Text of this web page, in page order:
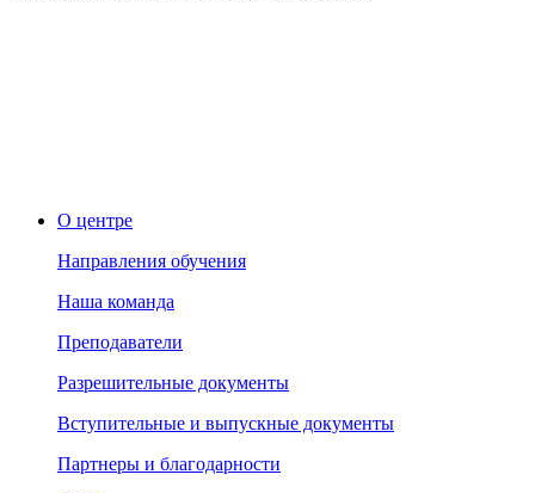
О центре
Направления обучения
Наша команда
Преподаватели
Разрешительные документы
Вступительные и выпускные документы
Партнеры и благодарности